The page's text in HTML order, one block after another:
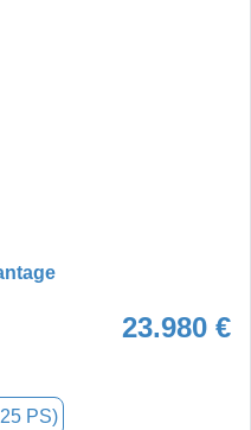
23.980 €
PS)